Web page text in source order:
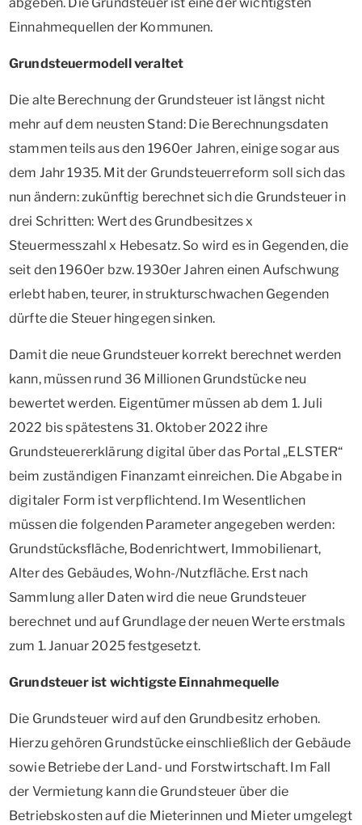
Einnahmequellen der Kommunen.
Grundsteuermodell veraltet
Die alte Berechnung der Grundsteuer ist längst nicht
mehr auf dem neusten Stand: Die Berechnungsdaten
stammen teils aus den 1960er Jahren, einige sogar aus
dem Jahr 1935. Mit der Grundsteuerreform soll sich das
nun ändern: zukünftig berechnet sich die Grundsteuer in
drei Schritten: Wert des Grundbesitzes x
Steuermesszahl x Hebesatz. So wird es in Gegenden, die
seit den 1960er bzw. 1930er Jahren einen Aufschwung
erlebt haben, teurer, in strukturschwachen Gegenden
dürfte die Steuer hingegen sinken.
Damit die neue Grundsteuer korrekt berechnet werden
kann, müssen rund 36 Millionen Grundstücke neu
bewertet werden. Eigentümer müssen ab dem 1. Juli
2022 bis spätestens 31. Oktober 2022 ihre
Grundsteuererklärung digital über das Portal „ELSTER“
beim zuständigen Finanzamt einreichen. Die Abgabe in
digitaler Form ist verpflichtend. Im Wesentlichen
müssen die folgenden Parameter angegeben werden:
Grundstücksfläche, Bodenrichtwert, Immobilienart,
Alter des Gebäudes, Wohn-/Nutzfläche. Erst nach
Sammlung aller Daten wird die neue Grundsteuer
berechnet und auf Grundlage der neuen Werte erstmals
zum 1. Januar 2025 festgesetzt.
Grundsteuer ist wichtigste Einnahmequelle
Die Grundsteuer wird auf den Grundbesitz erhoben.
Hierzu gehören Grundstücke einschließlich der Gebäude
sowie Betriebe der Land- und Forstwirtschaft. Im Fall
der Vermietung kann die Grundsteuer über die
Betriebskosten auf die Mieterinnen und Mieter umgelegt